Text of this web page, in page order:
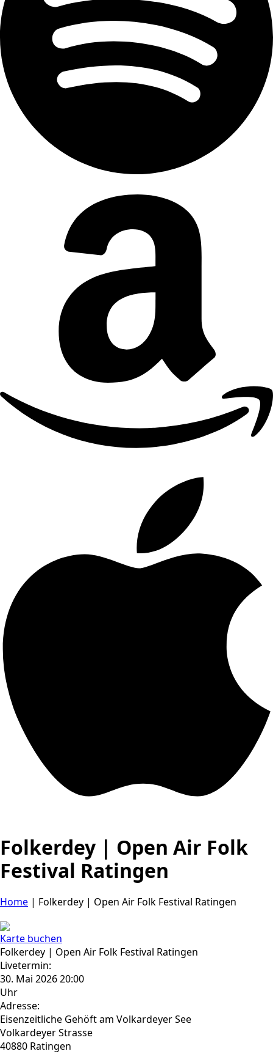
Folkerdey | Open Air Folk
Festival Ratingen
Home | Folkerdey | Open Air Folk Festival Ratingen
Karte buchen
Folkerdey | Open Air Folk Festival Ratingen
Livetermin:
30. Mai 2026 20:00
Uhr
Adresse:
Eisenzeitliche Gehöft am Volkardeyer See
Volkardeyer Strasse
40880 Ratingen